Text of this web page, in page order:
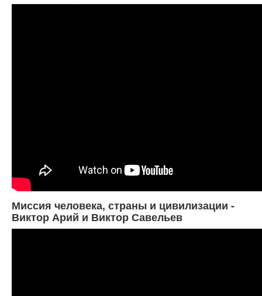
Миссия человека, страны и цивилизации -
Виктор Арий и Виктор Савельев